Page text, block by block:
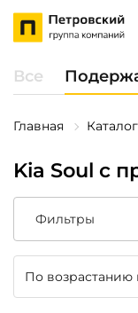
Все
Главная Каталог
Kia Soul с
Фильтры